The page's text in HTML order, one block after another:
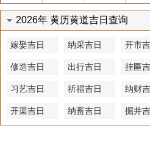
2026年 黄历黄道吉日查询
嫁娶吉日 纳采吉日 开市
修造吉日 出行吉日 挂匾
习艺吉日 祈福吉日 纳财
开渠吉日 纳畜吉日 掘井